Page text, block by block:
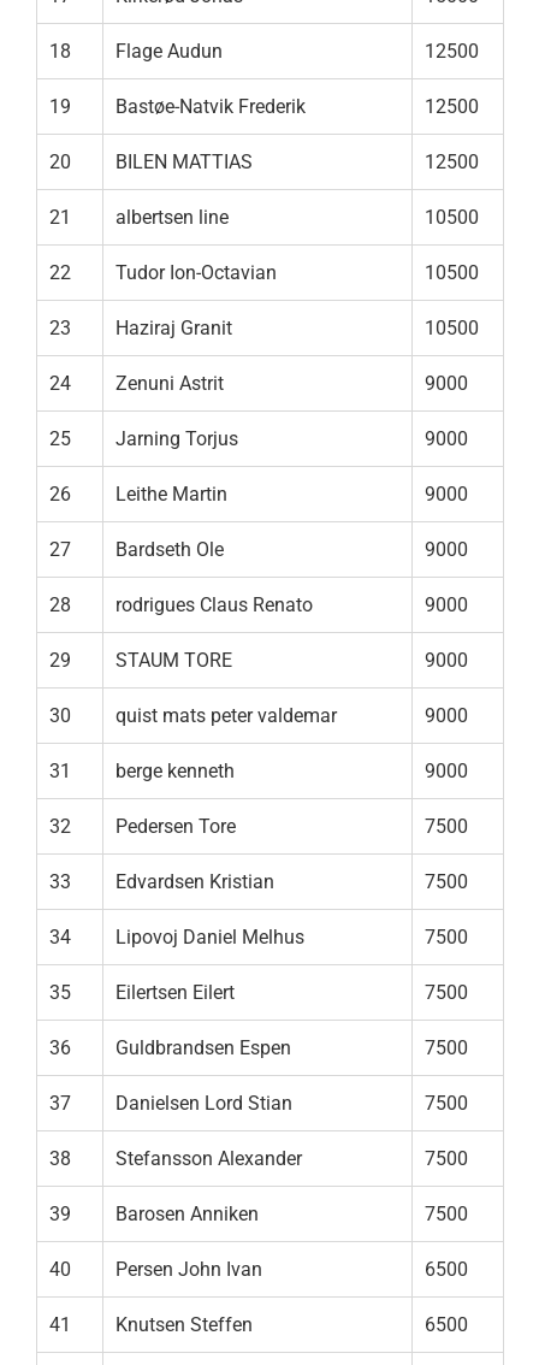
18 Flage Audun 12500
19 Bastøe-Natvik Frederik 12500
20 BILEN MATTIAS 12500
21 albertsen line 10500
22 Tudor Ion-Octavian 10500
23 Haziraj Granit 10500
24 Zenuni Astrit 9000
25 Jarning Torjus 9000
26 Leithe Martin 9000
27 Bardseth Ole 9000
28 rodrigues Claus Renato 9000
29 STAUM TORE 9000
30 quist mats peter valdemar 9000
31 berge kenneth 9000
32 Pedersen Tore 7500
33 Edvardsen Kristian 7500
34 Lipovoj Daniel Melhus 7500
35 Eilertsen Eilert 7500
36 Guldbrandsen Espen 7500
37 Danielsen Lord Stian 7500
38 Stefansson Alexander 7500
39 Barosen Anniken 7500
40 Persen John Ivan 6500
41 Knutsen Steffen 6500